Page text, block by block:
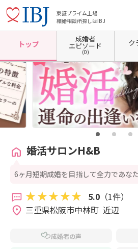
東証プライム上場
結婚相談所探しはIBJ
ホーム 三重県の結婚相談所 三重県松阪市 婚活
トップ
成婚者
エピソード
(0)
ク
婚活サロンH&B
6ヶ月短期成婚を目指して全力であな
5.0（1件）
三重県松阪市中林町  近辺
成婚者の声